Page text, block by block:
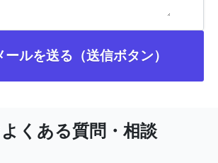
ルを送る（送信ボタン）
くある質問・相談